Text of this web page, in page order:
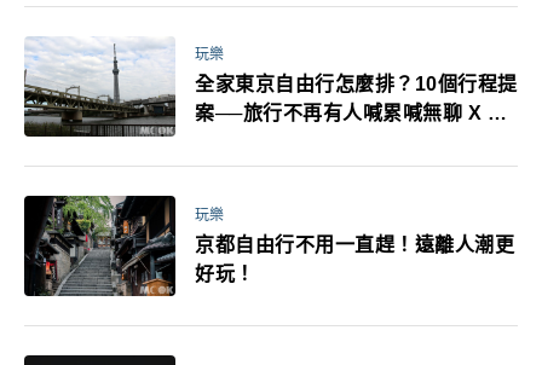
萬！注意事項一次看！
玩樂
全家東京自由行怎麼排？10個行程提
案──旅行不再有人喊累喊無聊 X 爸
玩樂
京都自由行不用一直趕！遠離人潮更
好玩！